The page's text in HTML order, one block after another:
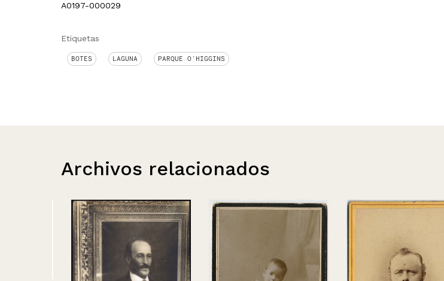
A0197-000029
Etiquetas
BOTES LAGUNA PARQUE O´HIGGINS
Archivos relacionados